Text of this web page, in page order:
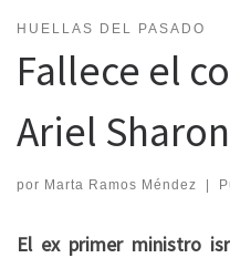
HUELLAS DEL PASADO
Fallece el
Ariel Sharon
por Marta Ramos Méndez |
El ex primer ministro